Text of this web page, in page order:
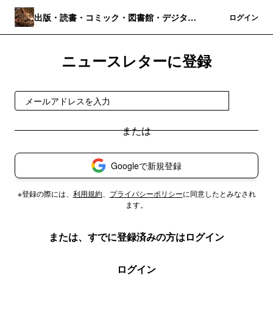
出版・読書・コミック・図書館・デジタル
ログイン
ニュースレターに登録
Googleで新規登録
※登録の際には、 利用規約、 プライバシーポリシーに同意したとみなされ
ます。
または、すでに登録済みの方はログイン
ログイン